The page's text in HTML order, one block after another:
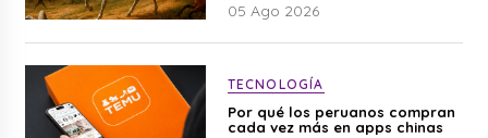
05 Ago 2026
TECNOLOGÍA
Por qué los peruanos compran
cada vez más en apps chinas